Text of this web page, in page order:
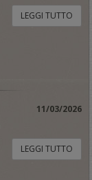
LEGGI TUTTO
11/03/2026
LEGGI TUTTO